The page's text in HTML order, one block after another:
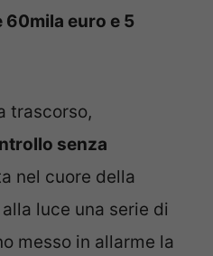
euro e 5
trascorso,
senza
nel cuore della
luce una serie di
messo in allarme la